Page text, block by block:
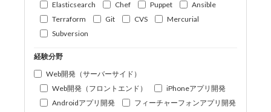
Elasticsearch
Chef Puppet
Ansible
Terraform
Git CVS
Mercurial
Subversion
経験分野
Web開発（サーバーサイド）
Web開発（フロントエンド）
iPhoneアプリ開発
Androidアプリ開発
フィーチャーフォンアプリ開発